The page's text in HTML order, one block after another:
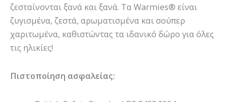
ζεσταίνονται ξανά και ξανά. Τα Warmies® είναι
ζυγισμένα, ζεστά, αρωματισμένα και σούπερ
χαριτωμένα, καθιστώντας τα ιδανικό δώρο για όλες
τις ηλικίες!
Πιστοποίηση ασφαλείας: